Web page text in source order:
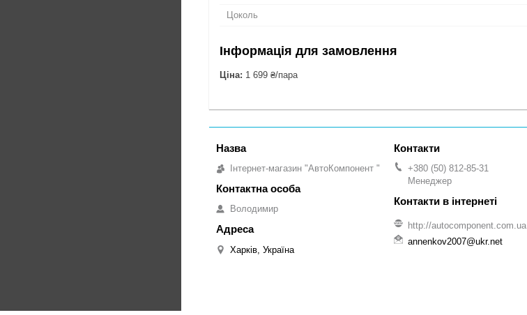
Цоколь
Інформація для замовлення
Ціна: 1 699 ₴/пара
Інтернет-магазин "АвтоКомпонент "
Володимир
Харків, Україна
+380 (50) 812-85-31
Менеджер
http://autocomponent.com.ua
annenkov2007@ukr.net